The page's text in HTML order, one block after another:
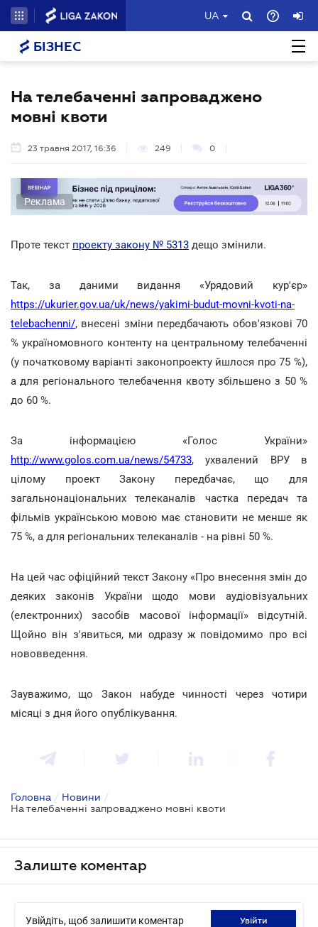
UA
БІЗНЕС
На телебаченні запроваджено
мовні квоти
23 травня 2017, 16:36 249 0
Реклама
Проте текст проекту закону № 5313 дещо змінили.
Так, за даними видання «Урядовий кур'єр»
https://ukurier.gov.ua/uk/news/yakimi-budut-movni-kvoti-na-
telebachenni/, внесені зміни передбачають обов'язкові 70
% україномовного контенту на центральному телебаченні
(у початковому варіанті законопроекту йшлося про 75 %),
а для регіонального телебачення квоту збільшено з 50 %
до 60 %.
За інформацією «Голос України»
http://www.golos.com.ua/news/54733, ухвалений ВРУ в
цілому проект Закону передбачає, що для
загальнонаціональних телеканалів частка передач та
фільмів українською мовою має становити не менше як
75 %, а для регіональних телеканалів - на рівні 50 %.
На цей час офіційний текст Закону «Про внесення змін до
деяких законів України щодо мови аудіовізуальних
(електронних) засобів масової інформації» відсутній.
Щойно він з'явиться, ми одразу ж повідомимо про всі
нововведення.
Зауважимо, що Закон набуде чинності через чотири
місяці з дня його опублікування.
Головна / Новини /
На телебаченні запроваджено мовні квоти
Залиште коментар
Увійдіть, щоб залишити коментар увійти